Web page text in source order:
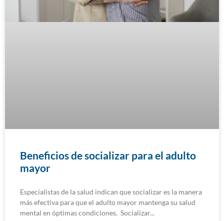
Beneficios de socializar para el adulto
mayor
Especialistas de la salud indican que socializar es la manera
más efectiva para que el adulto mayor mantenga su salud
mental en óptimas condiciones. Socializar